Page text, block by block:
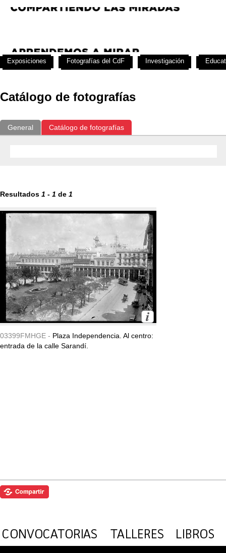
Catálogo de fotografías
General Catálogo de fotografías
Resultados 1 - 1 de 1
03399FMHGE - Plaza Independencia. Al centro:
entrada de la calle Sarandí.
Exposiciones Fotografías del CdF Investigación